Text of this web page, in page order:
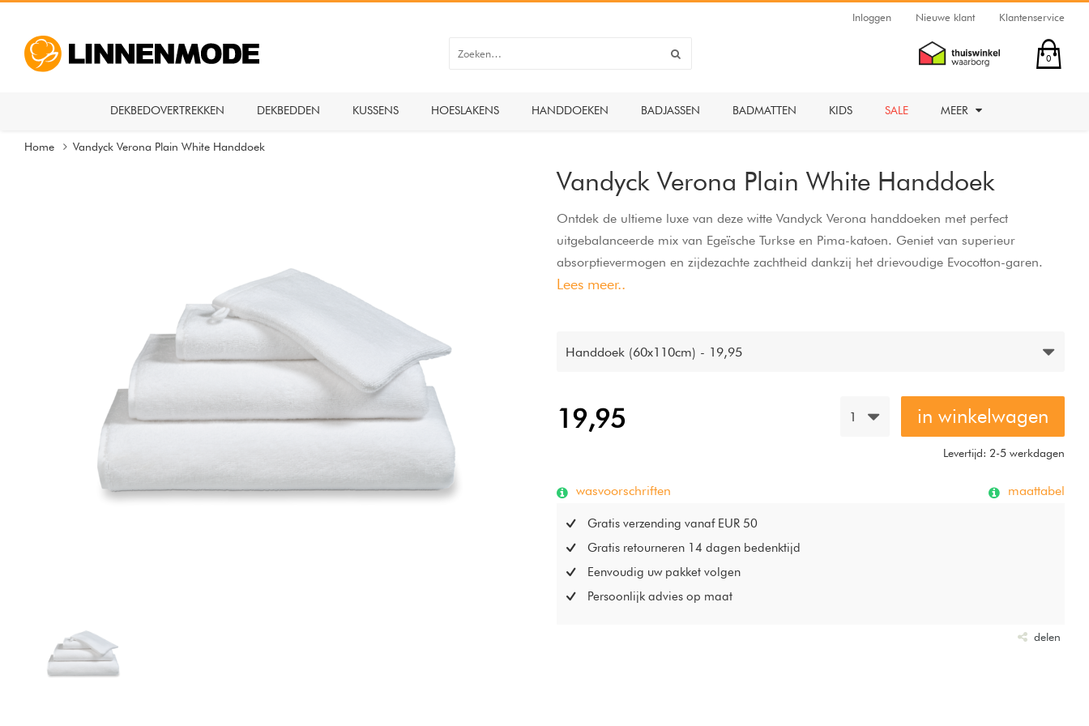
Inloggen Nieuwe klant Klantenservice
0
DEKBEDOVERTREKKEN DEKBEDDEN KUSSENS HOESLAKENS HANDDOEKEN BADJASSEN BADMATTEN KIDS SALE MEER
Home Vandyck Verona Plain White Handdoek
Vandyck Verona Plain White Handdoek
Ontdek de ultieme luxe van deze witte Vandyck Verona handdoeken met perfect
uitgebalanceerde mix van Egeïsche Turkse en Pima-katoen. Geniet van superieur
absorptievermogen en zijdezachte zachtheid dankzij het drievoudige Evocotton-garen.
Het sneldrogende en stabiele badstofoppervlak biedt ultiem comfort en zorgt dat de
Lees meer..
Handdoek (60x110cm) - 19,95
19,95 1 in winkelwagen
Levertijd: 2-5 werkdagen
wasvoorschriften maattabel
Gratis verzending vanaf EUR 50
Gratis retourneren 14 dagen bedenktijd
Eenvoudig uw pakket volgen
Persoonlijk advies op maat
delen